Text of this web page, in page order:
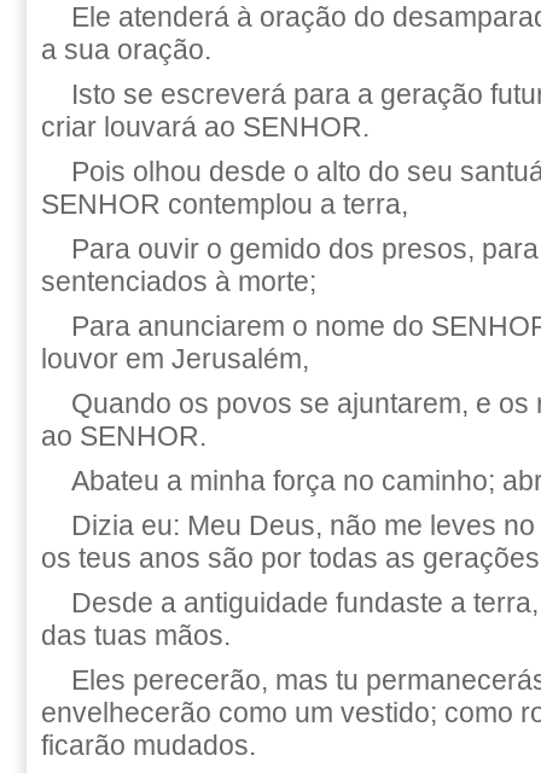
Ele atenderá à oração do
a sua oração.
Isto se escreverá para a geração
criar louvará ao SENHOR.
Pois olhou desde o alto do seu
SENHOR contemplou a terra,
Para ouvir o gemido dos presos,
sentenciados à morte;
Para anunciarem o nome do
louvor em Jerusalém,
Quando os povos se ajuntarem, e
ao SENHOR.
Abateu a minha força no caminho;
Dizia eu: Meu Deus, não me leves
os teus anos são por todas as
Desde a antiguidade fundaste a
das tuas mãos.
Eles perecerão, mas tu
envelhecerão como um vestido; como
ficarão mudados.